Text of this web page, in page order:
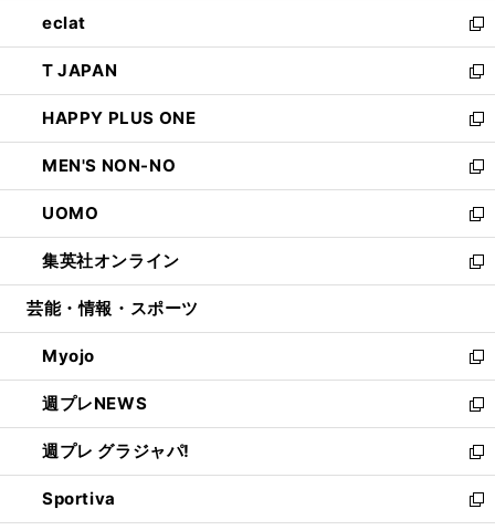
く
で
開
く
ド
ウ
で
開
く
ィ
ン
ド
ウ
で
開
く
い
ウ
ィ
ン
ド
ウ
で
開
く
eclat
新
し
い
ウ
ィ
ン
ド
ウ
で
開
く
T JAPAN
新
し
い
ウ
ィ
ン
ド
ウ
で
開
HAPPY PLUS ONE
新
し
い
ウ
ィ
ン
ド
ウ
開
く
MEN'S NON-NO
新
し
い
ウ
ィ
ン
ウ
で
開
く
UOMO
新
し
い
ウ
ン
ド
ウ
で
開
く
集英社オンライン
新
し
ウ
ィ
ン
ド
ウ
で
開
く
芸能・情報・スポーツ
Myojo
新
し
い
ウ
ィ
ン
ド
ウ
週プレNEWS
新
し
い
ウ
ィ
ン
週プレ グラジャパ!
新
し
い
ウ
Sportiva
新